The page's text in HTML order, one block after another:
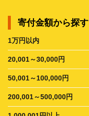
寄付金額から探す
1万円以内
20,001～30,000円
50,001～100,000円
200,001～500,000円